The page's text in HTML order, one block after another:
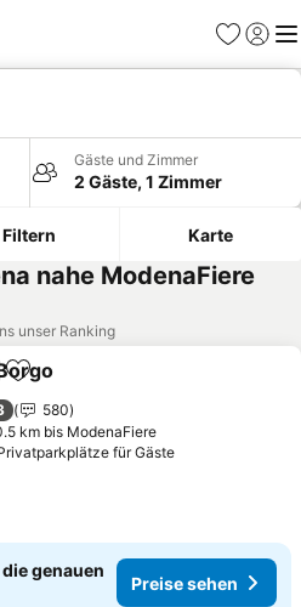
Favoriten
Gäste und Zimmer
2 Gäste, 1 Zimmer
Filtern Karte
nahe ModenaFiere
unser Ranking
Zu Favoriten hinzufügen
580
km bis ModenaFiere
für GästePreise sehen
genauen
Preise sehen